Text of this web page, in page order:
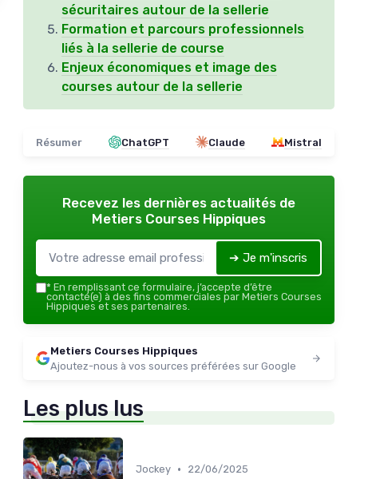
sécuritaires autour de la sellerie
Formation et parcours professionnels
liés à la sellerie de course
Enjeux économiques et image des
courses autour de la sellerie
Résumer ChatGPT Claude Mistral
Recevez les dernières actualités de
Metiers Courses Hippiques
➔ Je m'inscris
* En remplissant ce formulaire, j’accepte d’être
contacté(e) à des fins commerciales par Metiers Courses
Hippiques et ses partenaires.
Metiers Courses Hippiques
Ajoutez-nous à vos sources préférées sur Google
Les plus lus
Jockey •
22/06/2025